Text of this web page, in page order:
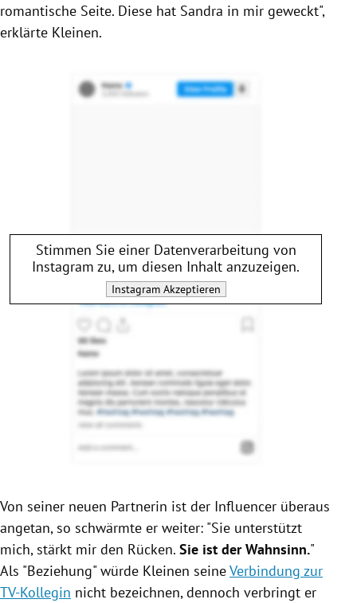
romantische Seite. Diese hat Sandra in mir geweckt",
erklärte Kleinen.
Stimmen Sie einer Datenverarbeitung von
Instagram zu, um diesen Inhalt anzuzeigen.
InstagramAkzeptieren
Von seiner neuen Partnerin ist der Influencer überaus
angetan, so schwärmte er weiter: "Sie unterstützt
mich, stärkt mir den Rücken. Sie ist der Wahnsinn."
Als "Beziehung" würde Kleinen seineVerbindung zur
TV-Kollegin nicht bezeichnen, dennoch verbringt er